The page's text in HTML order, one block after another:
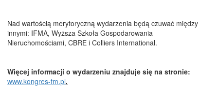
Nad wartością merytoryczną wydarzenia będą czuwać między
innymi: IFMA, Wyższa Szkoła Gospodarowania
Nieruchomościami, CBRE i Colliers International.
Więcej informacji o wydarzeniu znajduje się na stronie:
www.kongres-fm.pl.